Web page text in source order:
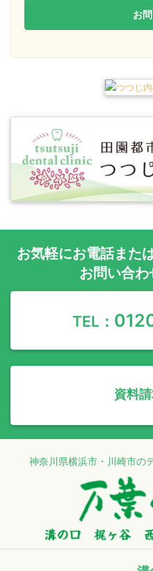
お
お気軽にお電話または
お問い合わ
TEL：
資料
神奈川県横浜市・川崎市の